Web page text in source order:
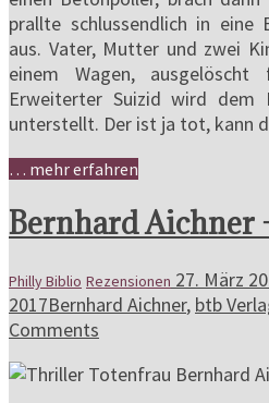
prallte schlussendlich in eine
aus. Vater, Mutter und zwei
einem Wagen,
Erweiterter Suizid wird dem
unterstellt. Der ist ja tot, kann
… mehr erfahren
Bernhard Aichner
Philly Biblio Rezensionen 27. März
2017Bernhard Aichner, btb
Comments